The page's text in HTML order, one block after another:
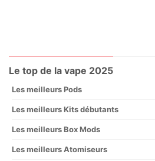
Le top de la vape 2025
Les meilleurs Pods
Les meilleurs Kits débutants
Les meilleurs Box Mods
Les meilleurs Atomiseurs